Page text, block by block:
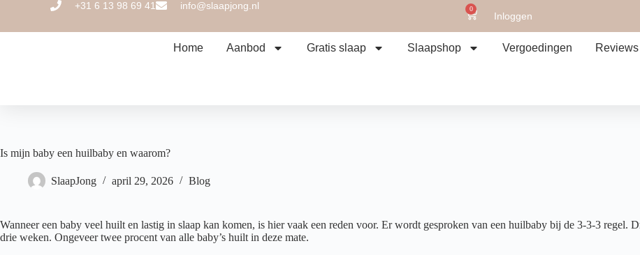
+31 6 13 98 69 41 info@slaapjong.nl 0
Inloggen
Home Aanbod Gratis slaap Slaapshop Vergoedingen Reviews
Is mijn baby een huilbaby en waarom?
SlaapJong april 29, 2026 Blog
Wanneer een baby veel huilt en lastig in slaap kan komen, is hier vaak een reden voor. Er wordt gesproken van een huilbaby bij de 3-3-3 regel.
drie weken. Ongeveer twee procent van alle baby’s huilt in deze mate.